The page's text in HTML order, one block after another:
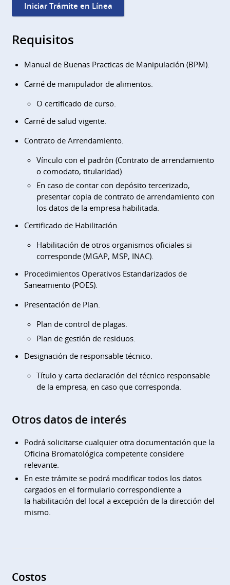
Iniciar Trámite en Línea
Requisitos
Manual de Buenas Practicas de Manipulación (BPM).
Carné de manipulador de alimentos.
O certificado de curso.
Carné de salud vigente.
Contrato de Arrendamiento.
Vínculo con el padrón (Contrato de arrendamiento
o comodato, titularidad).
En caso de contar con depósito tercerizado,
presentar copia de contrato de arrendamiento con
los datos de la empresa habilitada.
Certificado de Habilitación.
Habilitación de otros organismos oficiales si
corresponde (MGAP, MSP, INAC).
Procedimientos Operativos Estandarizados de
Saneamiento (POES).
Presentación de Plan.
Plan de control de plagas.
Plan de gestión de residuos.
Designación de responsable técnico.
Título y carta declaración del técnico responsable
de la empresa, en caso que corresponda.
Otros datos de interés
Podrá solicitarse cualquier otra documentación que la
Oficina Bromatológica competente considere
relevante.
En este trámite se podrá modificar todos los datos
cargados en el formulario correspondiente a
la habilitación del local a excepción de la dirección del
mismo.
Costos